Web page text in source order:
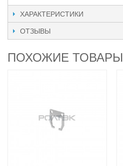
ХАРАКТЕРИСТИКИ
ОТЗЫВЫ
ПОХОЖИЕ ТОВАРЫ